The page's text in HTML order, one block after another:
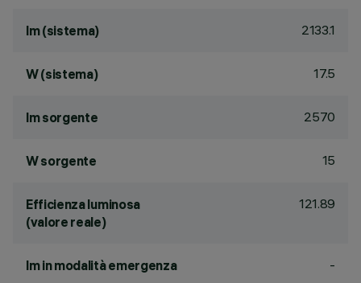
lm (sistema) 2133.1
W (sistema) 17.5
lm sorgente 2570
W sorgente 15
Efficienza luminosa
(valore reale)
121.89
lm in modalità emergenza -